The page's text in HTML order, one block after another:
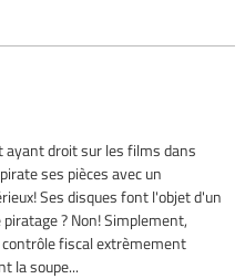
ayant droit sur les films dans
ses pièces avec un
Ses disques font l'objet d'un
? Non! Simplement,
fiscal extrèmement
la soupe...